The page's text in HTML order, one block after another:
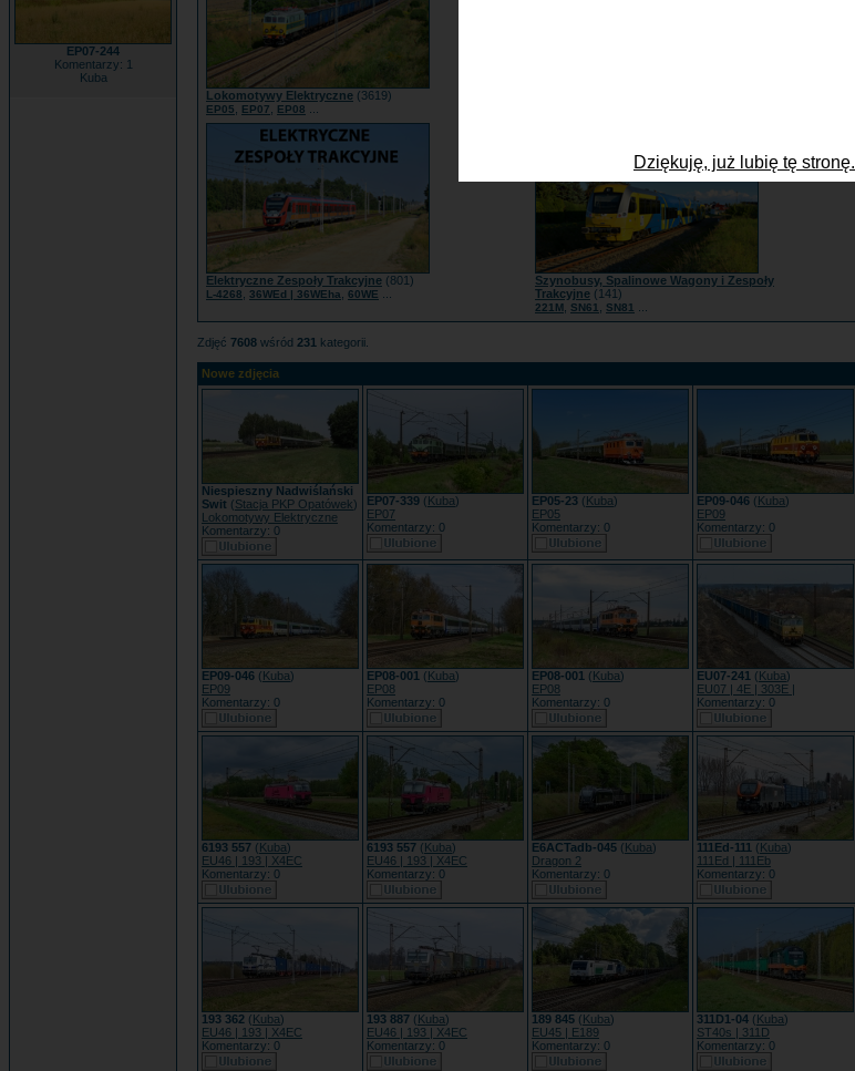
EP07-244
Komentarzy: 1
Kuba
Lokomotywy Elektryczne (3619)
EP05 EP07 EP08
Elektryczne Zespoły Trakcyjne (801)
L-4268 36WEd | 36WEha 60WE
Szynobusy, Spalinowe Wagony i Zespoły
Trakcyjne (141)
221M SN61 SN81
Zdjęć 7608 wśród 231 kategorii.
Nowe zdjęcia
Niespieszny Nadwiślański
Swit (Stacja PKP Opatówek)
Lokomotywy Elektryczne
Komentarzy: 0
EP07-339 (Kuba)
EP07
Komentarzy: 0
EP05-23 (Kuba)
EP05
Komentarzy: 0
EP09-046 (Kuba)
EP09
Komentarzy: 0
EP09-046 (Kuba)
EP09
Komentarzy: 0
EP08-001 (Kuba)
EP08
Komentarzy: 0
EP08-001 (Kuba)
EP08
Komentarzy: 0
EU07-241 (Kuba)
EU07 | 4E | 303E |
Komentarzy: 0
6193 557 (Kuba)
EU46 | 193 | X4EC
Komentarzy: 0
6193 557 (Kuba)
EU46 | 193 | X4EC
Komentarzy: 0
E6ACTadb-045 (Kuba)
Dragon 2
Komentarzy: 0
111Ed-111 (Kuba)
111Ed | 111Eb
Komentarzy: 0
193 362 (Kuba)
EU46 | 193 | X4EC
Komentarzy: 0
193 887 (Kuba)
EU46 | 193 | X4EC
Komentarzy: 0
189 845 (Kuba)
EU45 | E189
Komentarzy: 0
311D1-04 (Kuba)
ST40s | 311D
Komentarzy: 0
Dziękuję, już lubię tę stronę.